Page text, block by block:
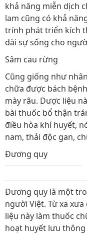
khả năng miễn dịch
lam cũng có khả
trính phát triển kích
dài sự sống cho
Sâm cau rừng
Cũng giống như
chữa được bách
mày râu. Dược liệu
bài thuốc bổ thận
điều hòa khí huyết,
nam, thải độc gan,
Đương quy
Đương quy là một
người Việt. Từ xa
liệu này làm thuốc
hoạt huyết lưu